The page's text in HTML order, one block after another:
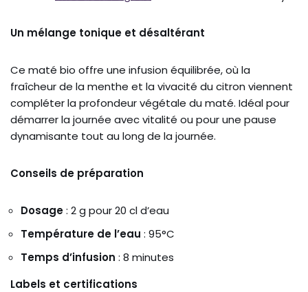
Un mélange tonique et désaltérant
Ce maté bio offre une infusion équilibrée, où la
fraîcheur de la menthe et la vivacité du citron viennent
compléter la profondeur végétale du maté. Idéal pour
démarrer la journée avec vitalité ou pour une pause
dynamisante tout au long de la journée.
Conseils de préparation
Dosage: 2 g pour 20 cl d’eau
Température de l’eau : 95°C
Temps d’infusion : 8 minutes
Labels et certifications